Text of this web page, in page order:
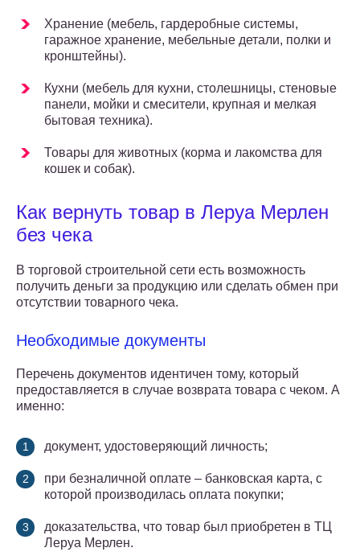
Хранение (мебель, гардеробные системы,
гаражное хранение, мебельные детали, полки и
кронштейны).
Кухни (мебель для кухни, столешницы, стеновые
панели, мойки и смесители, крупная и мелкая
бытовая техника).
Товары для животных (корма и лакомства для
кошек и собак).
Как вернуть товар в Леруа Мерлен
без чека
В торговой строительной сети есть возможность
получить деньги за продукцию или сделать обмен при
отсутствии товарного чека.
Необходимые документы
Перечень документов идентичен тому, который
предоставляется в случае возврата товара с чеком. А
именно:
документ, удостоверяющий личность;
при безналичной оплате – банковская карта, с
которой производилась оплата покупки;
доказательства, что товар был приобретен в ТЦ
Леруа Мерлен.